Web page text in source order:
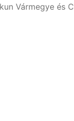
Vármegye és